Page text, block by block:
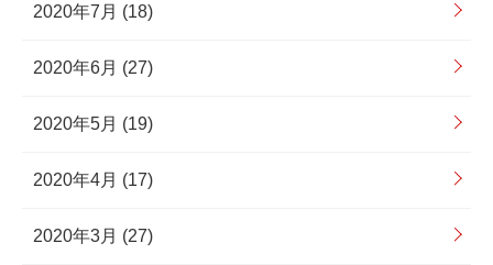
2020年7月 (18)
2020年6月 (27)
2020年5月 (19)
2020年4月 (17)
2020年3月 (27)